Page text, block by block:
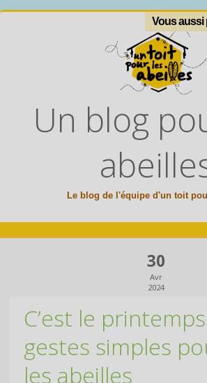
Vous aussi
Un blog
Le blog de l'équipe d'un toit
30
Avr
2024
C’est le
gestes simples
les abeilles